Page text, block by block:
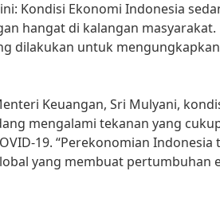
Kondisi Ekonomi Indonesia
hangat di kalangan masyarakat.
dilakukan untuk
Keuangan, Sri Mulyani,
mengalami tekanan yang
19. “Perekonomian
yang membuat pertumbuhan